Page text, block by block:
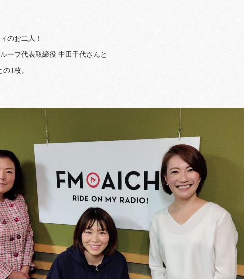
のお二人！
ープ代表取締役 中田千代さんと
1枚。